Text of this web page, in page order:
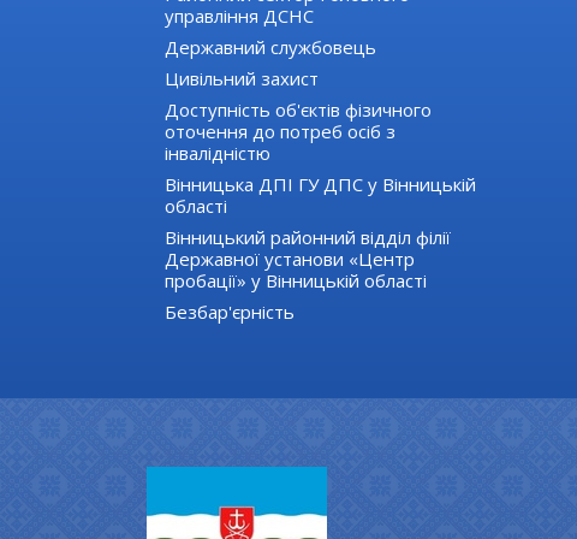
управління ДСНС
Державний службовець
Цивільний захист
Доступність об'єктів фізичного
оточення до потреб осіб з
інвалідністю
Вінницька ДПІ ГУ ДПС у Вінницькій
області
Вінницький районний відділ філії
Державної установи «Центр
пробації» у Вінницькій області
Безбар'єрність